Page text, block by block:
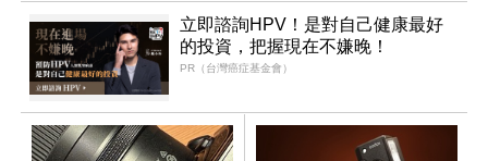
立即諮詢HPV！是對自己健康最好
的投資，把握現在不嫌晚！
PR（台灣癌症基金會）